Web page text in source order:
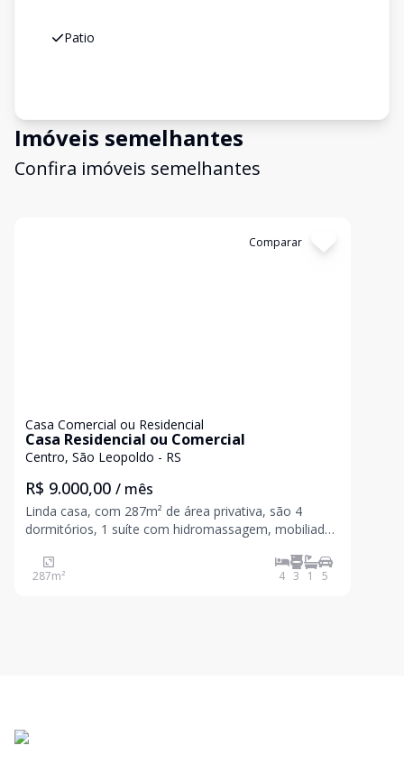
Patio
Imóveis semelhantes
Confira imóveis semelhantes
Comparar
Casa Comercial ou Residencial
Casa Residencial ou Comercial
Centro, São Leopoldo - RS
R$ 9.000,00 / mês
Linda casa, com 287m² de área privativa, são 4
dormitórios, 1 suíte com hidromassagem, mobiliada,
espaço gourmet com churrasqueira, lavabo e 2
lareiras. Pátio arejado nos fundos com iluminação e,
287m² 4 3 1 5